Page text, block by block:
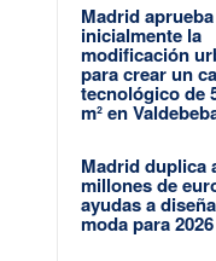
Madrid aprueba
inicialmente la
modificación
para crear un
tecnológico de
m² en
Madrid duplica
millones de
ayudas a
moda para 2026